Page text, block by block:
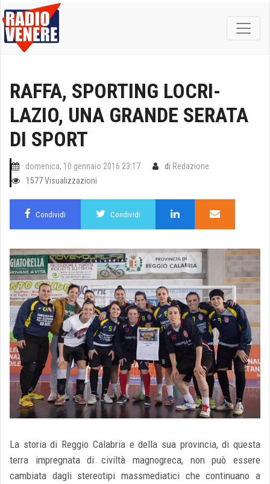
RAFFA, SPORTING LOCRI-
LAZIO, UNA GRANDE SERATA
DI SPORT
domenica, 10 gennaio 2016 23:17 di Redazione
1577 Visualizzazioni
Condividi Condividi
La storia di Reggio Calabria e della sua provincia, di questa
terra impregnata di civiltà magnogreca, non può essere
cambiata dagli stereotipi massmediatici che continuano a